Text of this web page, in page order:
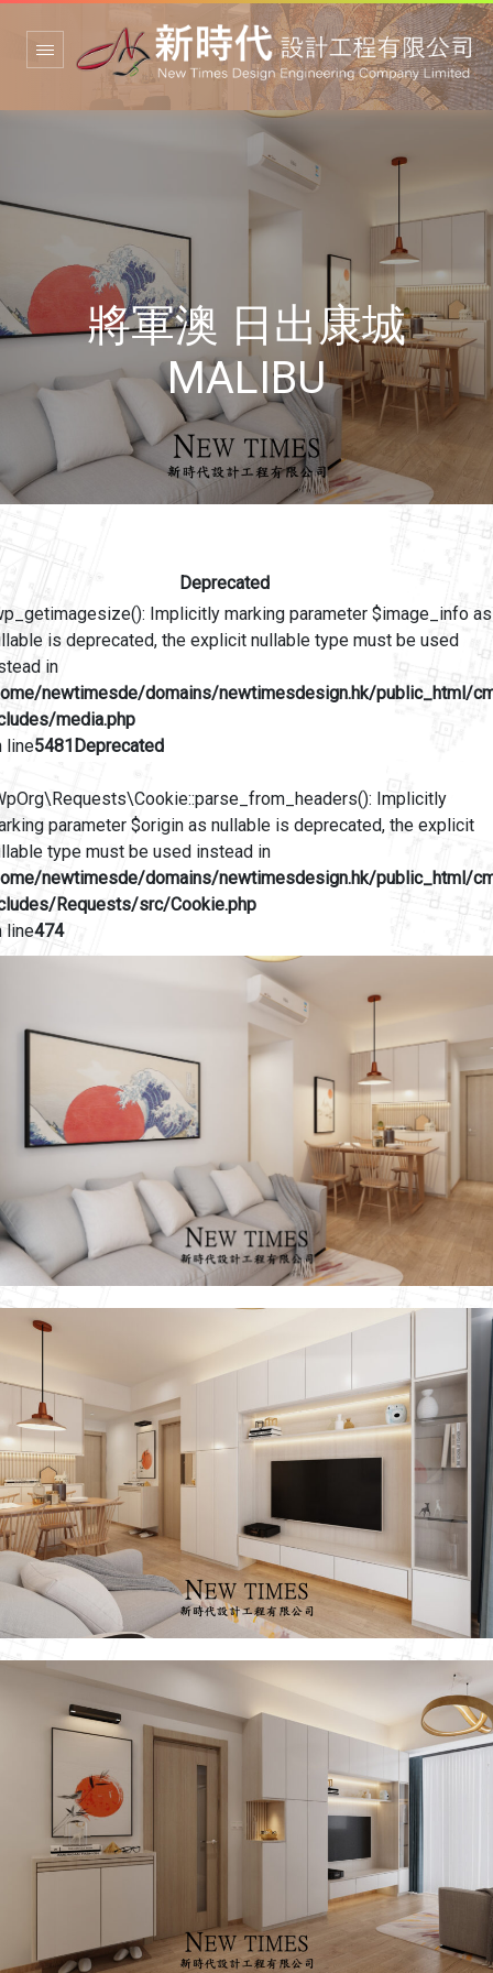
將軍澳 日出康城
MALIBU
Deprecated
Implicitly marking parameter $image_info as
is deprecated, the explicit nullable type must be used
in
newtimesde/domains/newtimesdesign.hk/public_html/
media.php
line5481 Deprecated
Implicitly
parameter $origin as nullable is deprecated, the explicit
type must be used instead in
newtimesde/domains/newtimesdesign.hk/public_html/
Requests/src/Cookie.php
line474